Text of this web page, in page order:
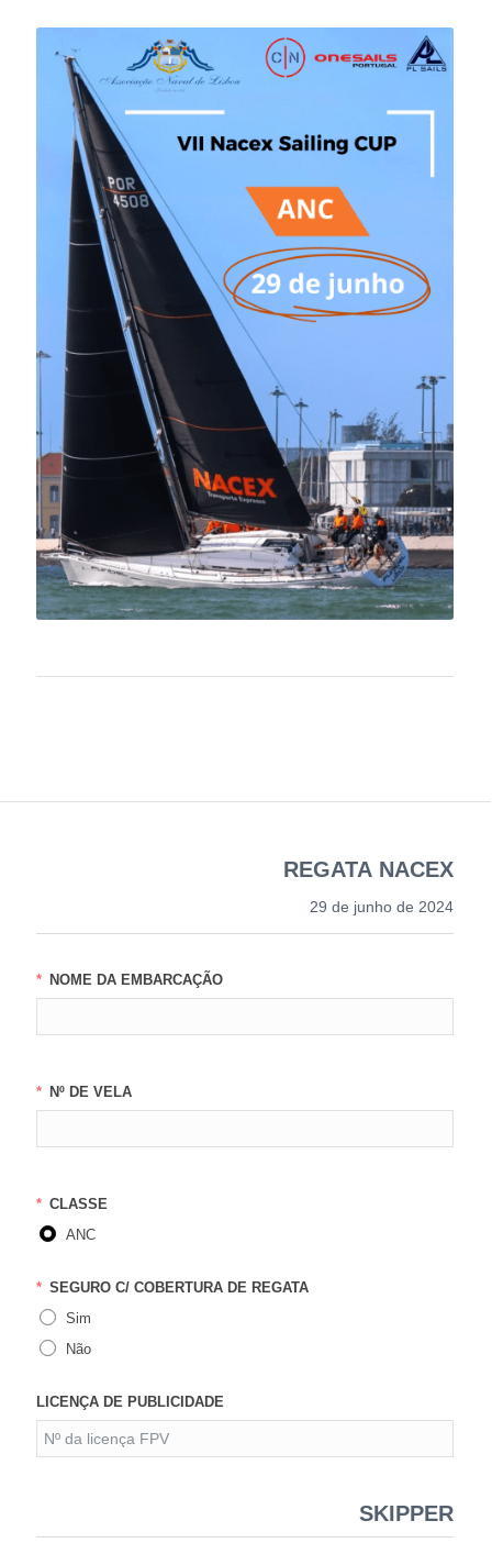
REGATA NACEX
29 de junho de 2024
NOME DA EMBARCAÇÃO
Nº DE VELA
CLASSE
ANC
SEGURO C/ COBERTURA DE REGATA
Sim
Não
LICENÇA DE PUBLICIDADE
SKIPPER